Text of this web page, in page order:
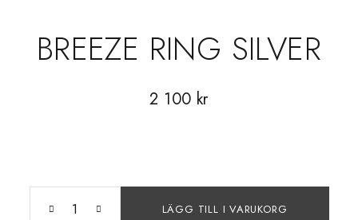
BREEZE RING SILVER
2 100 kr
LÄGG TILL I VARUKORG